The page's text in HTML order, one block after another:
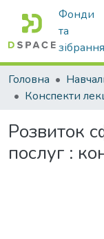
Фонди
та
зібрання
Головна
Конспекти
Розвиток
послуг :